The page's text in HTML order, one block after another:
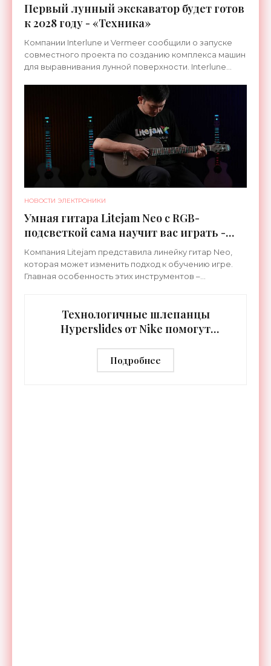
Первый лунный экскаватор будет готов
к 2028 году - «Техника»
Компании Interlune и Vermeer сообщили о запуске
совместного проекта по созданию комплекса машин
для выравнивания лунной поверхности. Interlune
НОВОСТИ ЭЛЕКТРОНИКИ
Умная гитара Litejam Neo с RGB-
подсветкой сама научит вас играть -
«Гаджеты»
Компания Litejam представила линейку гитар Neo,
которая может изменить подход к обучению игре.
Главная особенность этих инструментов –
Технологичные шлепанцы
Hyperslides от Nike помогут
тренировки - «Гаджеты»
Подробнее